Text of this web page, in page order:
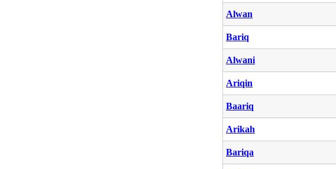
Alwan
Bariq
Alwani
Ariqin
Baariq
Arikah
Bariqa